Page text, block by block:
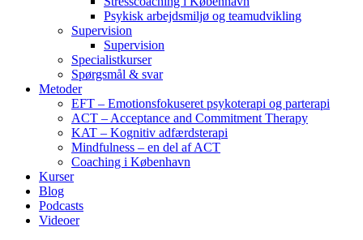
Psykisk arbejdsmiljø og teamudvikling
Supervision
Supervision
Specialistkurser
Spørgsmål & svar
Metoder
EFT – Emotionsfokuseret psykoterapi og parterapi
ACT – Acceptance and Commitment Therapy
KAT – Kognitiv adfærdsterapi
Mindfulness – en del af ACT
Coaching i København
Kurser
Blog
Podcasts
Videoer